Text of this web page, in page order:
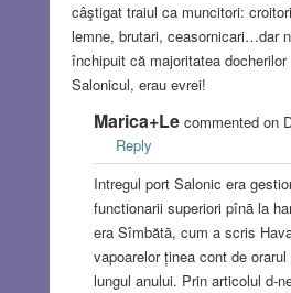
câştigat traiul ca muncitori:
lemne, brutari, ceasornicari…dar
închipuit că majoritatea docherilor
Salonicul, erau evrei!
Marica+Lecommented on
Reply
Intregul port Salonic era
functionarii superiori pînā la
era Sîmbătā, cum a scris
vapoarelor ținea cont de
lungul anului. Prin articolul d-